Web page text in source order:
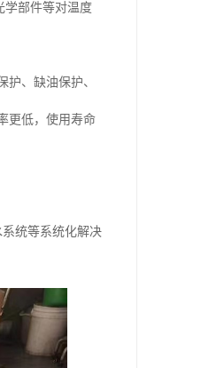
学部件等对温度
、缺油保护、
更低，使用寿命
统等系统化解决